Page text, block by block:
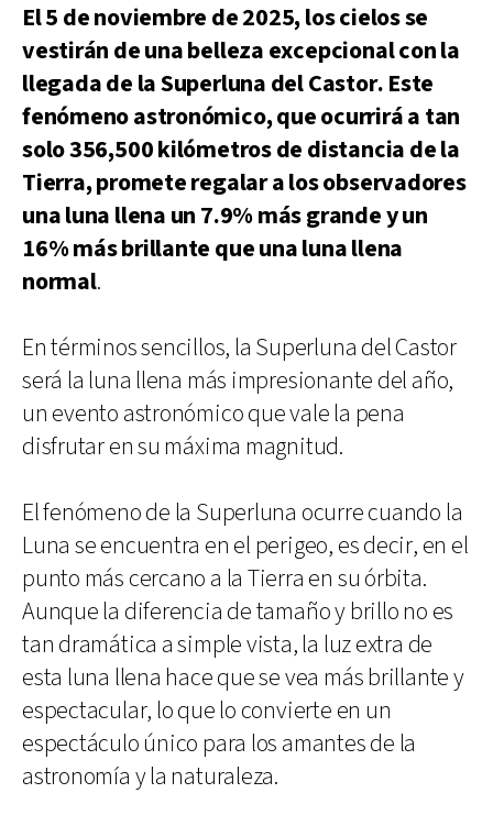
El 5 de noviembre de 2025, los cielos se
vestirán de una belleza excepcional con la
llegada de la Superluna del Castor. Este
fenómeno astronómico, que ocurrirá a tan
solo 356,500 kilómetros de distancia de la
Tierra, promete regalar a los observadores
una luna llena un 7.9% más grande y un
16% más brillante que una luna llena
normal.
En términos sencillos, la Superluna del Castor
será la luna llena más impresionante del año,
un evento astronómico que vale la pena
disfrutar en su máxima magnitud.
El fenómeno de la Superluna ocurre cuando la
Luna se encuentra en el perigeo, es decir, en el
punto más cercano a la Tierra en su órbita.
Aunque la diferencia de tamaño y brillo no es
tan dramática a simple vista, la luz extra de
esta luna llena hace que se vea más brillante y
espectacular, lo que lo convierte en un
espectáculo único para los amantes de la
astronomía y la naturaleza.